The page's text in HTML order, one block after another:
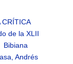
CRÍTICA
de la XLII
Bibiana
Andrés